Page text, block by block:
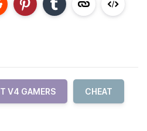
T V4 GAMERS CHEAT